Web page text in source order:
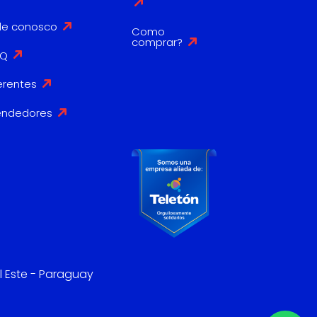
conosco
Como
comprar?
Este - Paraguay